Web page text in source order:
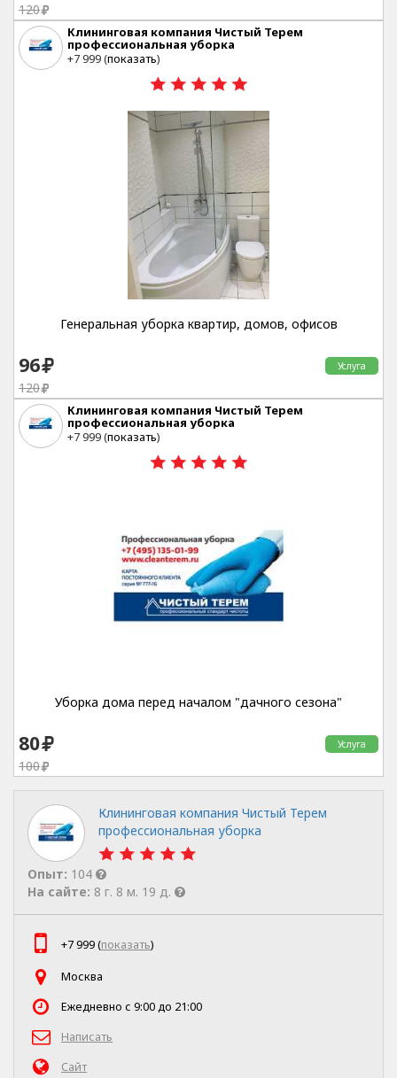
120
Клининговая компания Чистый Терем
профессиональная уборка
Москва
+7 999 (показать)
Генеральная уборка квартир, домов, офисов
96 Услуга
120
Клининговая компания Чистый Терем
профессиональная уборка
Москва
+7 999 (показать)
Уборка дома перед началом "дачного сезона"
80 Услуга
100
Клининговая компания Чистый Терем
профессиональная уборка
Опыт: 104
На сайте: 8 г. 8 м. 19 д.
+7 999 (показать)
Москва
Ежедневно с 9:00 до 21:00
Написать
Сайт